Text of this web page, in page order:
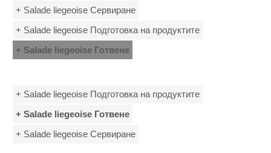
+ Salade liеgeoise Сервиране
+ Salade liеgeoise Подготовка на продуктите
+ Salade liеgeoise Готвене
+ Salade liеgeoise Подготовка на продуктите
+ Salade liеgeoise Готвене
+ Salade liеgeoise Сервиране